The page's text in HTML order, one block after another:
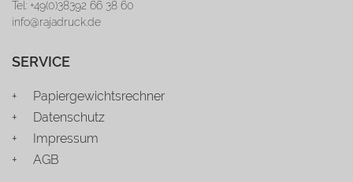
Tel: +49(0)38392 66 38 60
info@rajadruck.de
SERVICE
Papiergewichtsrechner
Datenschutz
Impressum
AGB